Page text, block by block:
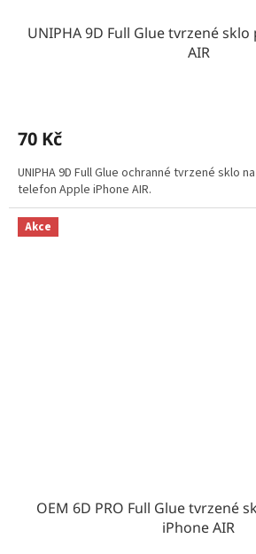
UNIPHA 9D Full Glue tvrzené
AIR
70 Kč
UNIPHA 9D Full Glue ochranné tvrzené sklo
telefon Apple iPhone AIR.
Akce
OEM 6D PRO Full Glue tvrzené
iPhone AIR